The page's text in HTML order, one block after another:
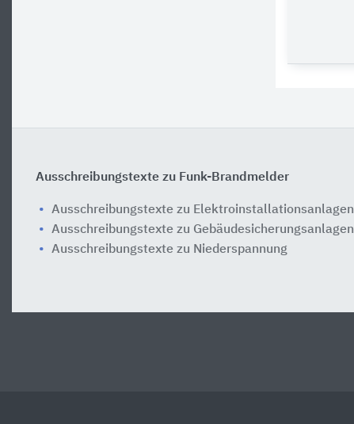
Ausschreibungstexte zu Funk-Brandmelder
Ausschreibungstexte zu Elektroinstallationsanlagen
Ausschreibungstexte zu Gebäudesicherungsanlagen
Ausschreibungstexte zu Niederspannung